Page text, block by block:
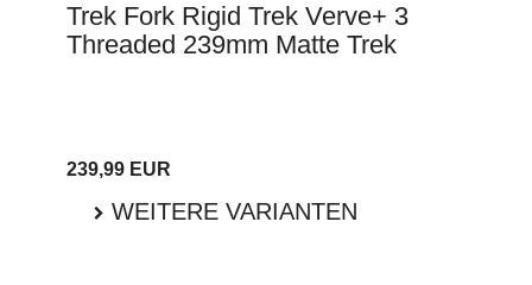
Trek Fork Rigid Trek Verve+ 3
Threaded 239mm Matte Trek
239,99 EUR
WEITERE VARIANTEN